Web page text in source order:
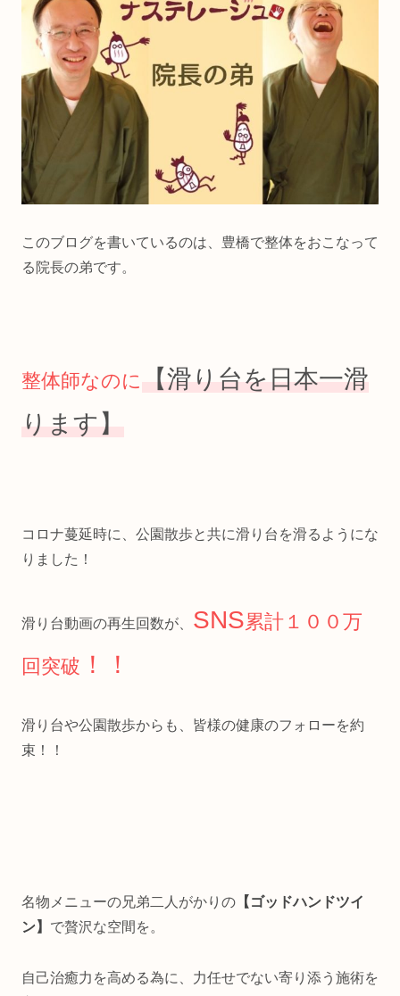
このブログを書いているのは、豊橋で整体をおこなって
る院長の弟です。
整体師なのに【滑り台を日本一滑
ります】
コロナ蔓延時に、公園散歩と共に滑り台を滑るようにな
りました！
滑り台動画の再生回数が、 SNS累計１００万
回突破 ！！
滑り台や公園散歩からも、皆様の健康のフォローを約
束！！
名物メニューの兄弟二人がかりの 【ゴッドハンドツイ
ン】 で贅沢な空間を。
自己治癒力を高める為に、力任せでない寄り添う施術を